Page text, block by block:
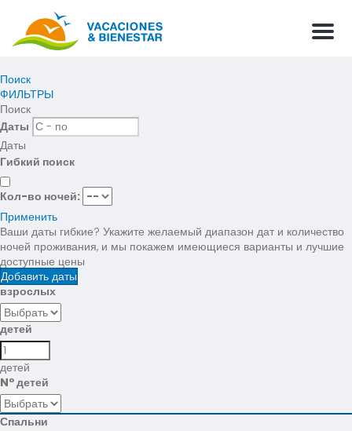
Меню
Поиск
ФИЛЬТРЫ
Поиск
Даты
Даты
Гибкий поиск
Кол-во ночей:
Применить
Ваши даты гибкие? Укажите желаемый диапазон дат и количество
ночей проживания, и мы покажем имеющиеся варианты и лучшие
доступные цены
Добавить даты
взрослых
детей
детей
Nº детей
Спальни